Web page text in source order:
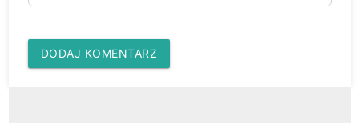
DODAJ KOMENTARZ